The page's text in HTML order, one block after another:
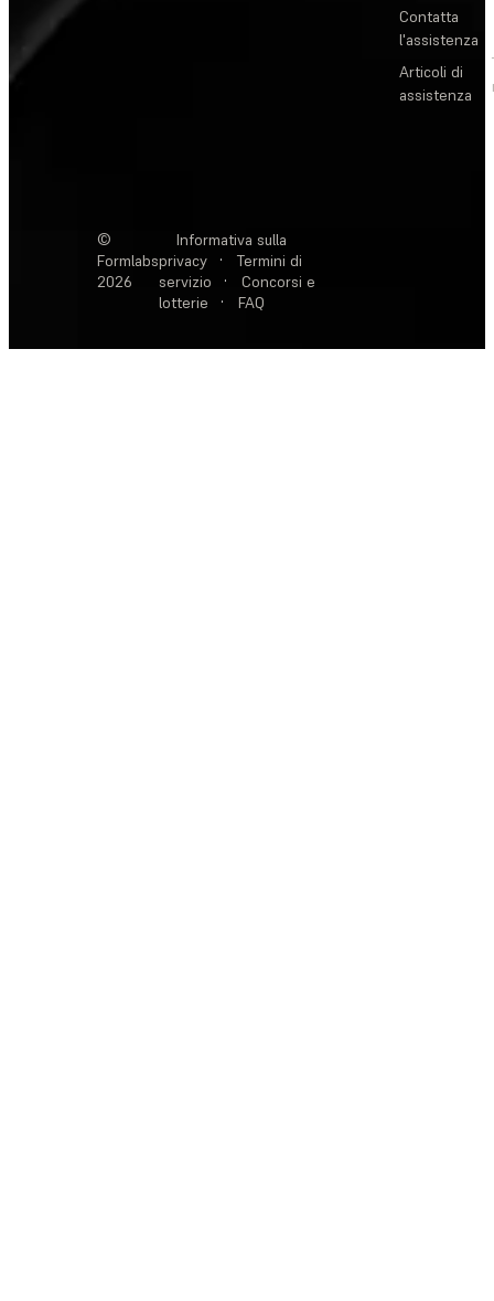
Contatta
l'assistenza
Articoli di
assistenza
©
Formlabs
2026
Informativa sulla
privacy
·
Termini di
servizio
·
Concorsi e
lotterie
· FAQ